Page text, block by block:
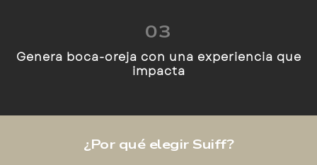
03
Genera boca-oreja con una experiencia que
impacta
¿Por qué elegir Suiff?